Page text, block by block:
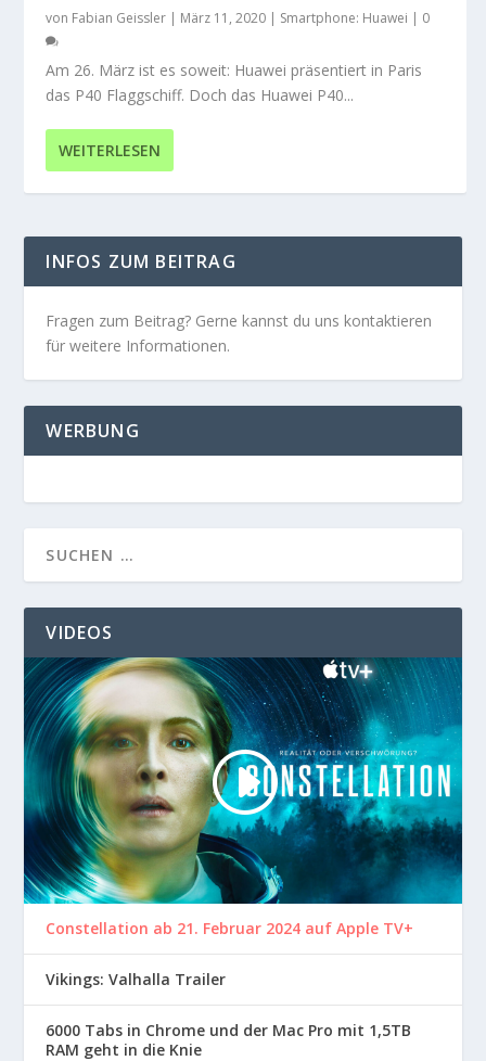
von Fabian Geissler | März 11, 2020 | Smartphone: Huawei | 0
Am 26. März ist es soweit: Huawei präsentiert in Paris
das P40 Flaggschiff. Doch das Huawei P40...
WEITERLESEN
INFOS ZUM BEITRAG
Fragen zum Beitrag? Gerne kannst du uns kontaktieren
für weitere Informationen.
WERBUNG
VIDEOS
Constellation ab 21. Februar 2024 auf Apple TV+
Vikings: Valhalla Trailer
6000 Tabs in Chrome und der Mac Pro mit 1,5TB
RAM geht in die Knie